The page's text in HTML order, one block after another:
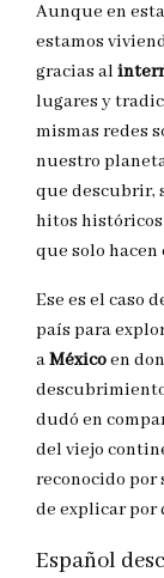
Aunque en
estamos
gracias al
lugares y
mismas redes
nuestro
que descubrir,
hitos históricos
que solo hacen
Ese es el caso
país para
aMéxicoen
dudó en
del viejo
reconocido por
de explicar por
Español